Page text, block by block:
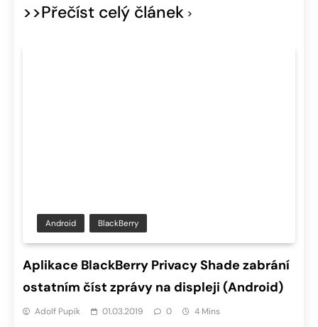
>>Přečíst celý článek
Android BlackBerry
Aplikace BlackBerry Privacy Shade zabrání
ostatním číst zprávy na displeji (Android)
Adolf Pupík 01.03.2019 0 4 Mins